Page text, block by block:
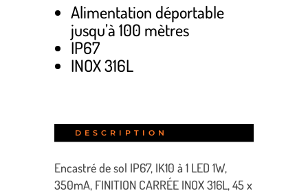
Alimentation déportable
jusqu’à 100 mètres
IP67
INOX 316L
DESCRIPTION
Encastré de sol IP67, IK10 à 1 LED 1W,
350mA, FINITION CARRÉE INOX 316L, 45 x